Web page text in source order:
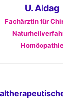
U. Aldag
Fachärztin für
Homöopathie